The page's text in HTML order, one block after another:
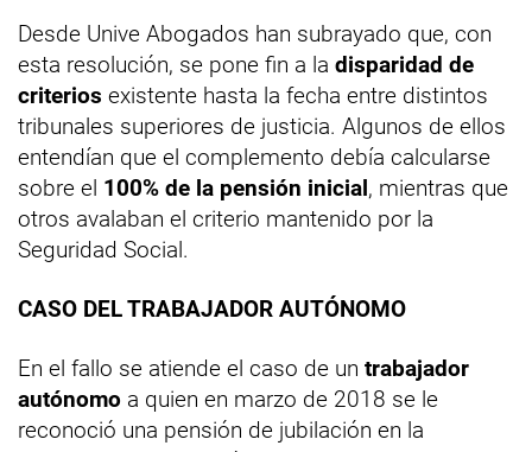
Desde Unive Abogados han subrayado que, con
esta resolución, se pone fin a la disparidad de
criterios existente hasta la fecha entre distintos
tribunales superiores de justicia. Algunos de ellos
entendían que el complemento debía calcularse
sobre el 100% de la pensión inicial, mientras que
otros avalaban el criterio mantenido por la
Seguridad Social.
CASO DEL TRABAJADOR AUTÓNOMO
En el fallo se atiende el caso de un trabajador
autónomo a quien en marzo de 2018 se le
reconoció una pensión de jubilación en la